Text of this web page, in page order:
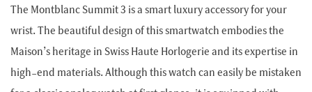
The Montblanc Summit 3 is a smart luxury accessory for your
wrist. The beautiful design of this smartwatch embodies the
Maison’s heritage in Swiss Haute Horlogerie and its expertise in
high-end materials. Although this watch can easily be mistaken